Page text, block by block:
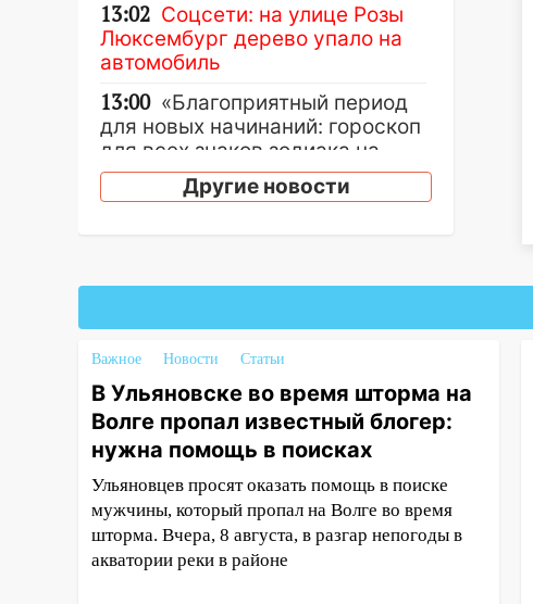
13:02 Соцсети: на улице Розы
Люксембург дерево упало на
автомобиль
13:00 «Благоприятный период
для новых начинаний: гороскоп
для всех знаков зодиака на
неделю с 10 по 16 августа
ожидается крупный град
12:11
Где есть бензин в
Ульяновске 9 августа: список
АЗС
11:55 Соцсети: светофор упал
на машину во время сильного
ливня в Ульяновске
11:00 В Ульяновской области
люди в СНТ сидят без света
Другие новости
Важное Новости Статьи
В Ульяновске во время шторма на
Волге пропал известный блогер:
нужна помощь в поисках
Ульяновцев просят оказать помощь в поиске
мужчины, который пропал на Волге во время
шторма. Вчера, 8 августа, в разгар непогоды в
акватории реки в районе